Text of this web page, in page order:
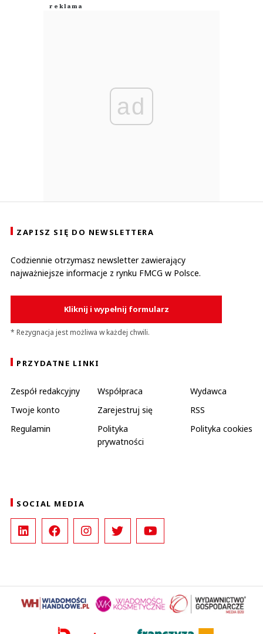
ad
ZAPISZ SIĘ DO NEWSLETTERA
Codziennie otrzymasz newsletter zawierający
najważniejsze informacje z rynku FMCG w Polsce.
Kliknij i wypełnij formularz
* Rezygnacja jest możliwa w każdej chwili.
PRZYDATNE LINKI
Zespół redakcyjny Współpraca
Wydawca
Twoje konto
Zarejestruj się
RSS
Regulamin
Polityka
prywatności
Polityka cookies
SOCIAL MEDIA